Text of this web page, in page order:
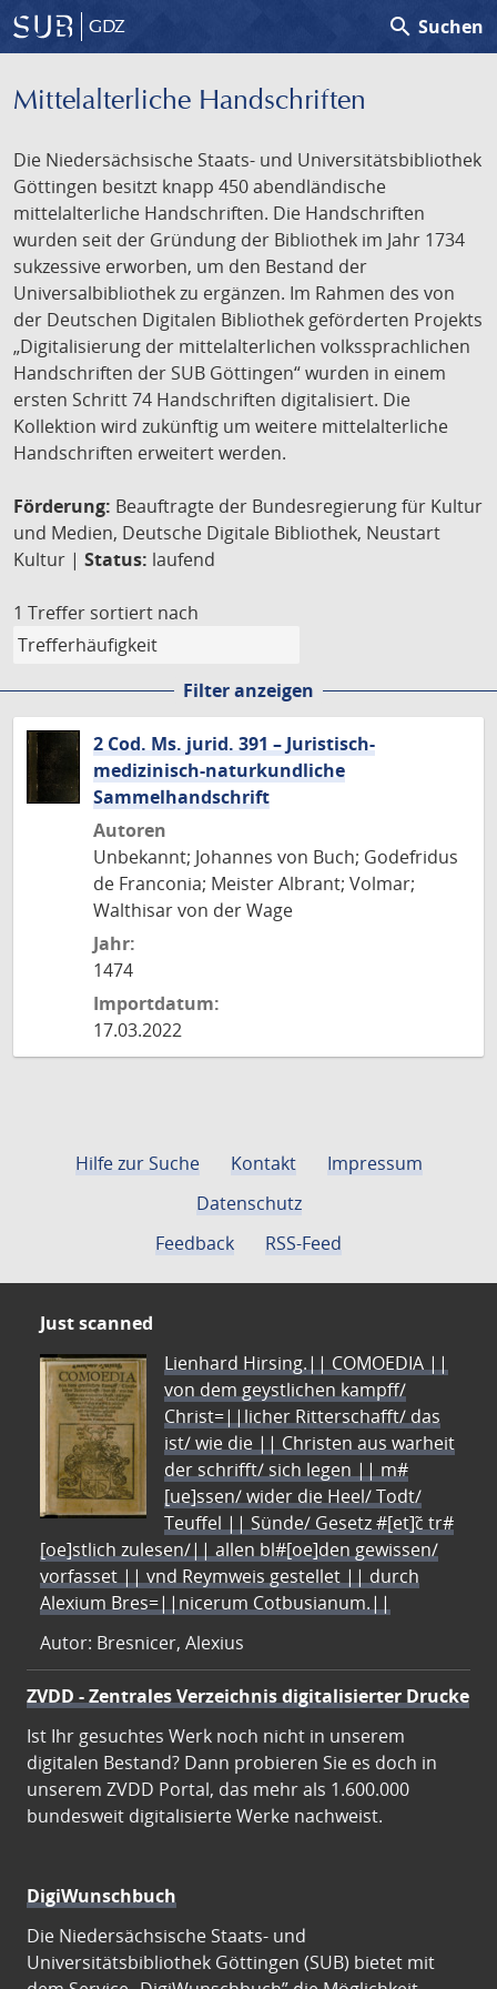
GDZ search Suchen
Mittelalterliche Handschriften
Die Niedersächsische Staats- und Universitätsbibliothek
Göttingen besitzt knapp 450 abendländische
mittelalterliche Handschriften. Die Handschriften
wurden seit der Gründung der Bibliothek im Jahr 1734
sukzessive erworben, um den Bestand der
Universalbibliothek zu ergänzen. Im Rahmen des von
der Deutschen Digitalen Bibliothek geförderten Projekts
„Digitalisierung der mittelalterlichen volkssprachlichen
Handschriften der SUB Göttingen“ wurden in einem
ersten Schritt 74 Handschriften digitalisiert. Die
Kollektion wird zukünftig um weitere mittelalterliche
Handschriften erweitert werden.
Förderung: Beauftragte der Bundesregierung für Kultur
und Medien, Deutsche Digitale Bibliothek, Neustart
Kultur | Status: laufend
1 Treffer sortiert nach
Filter anzeigen
2 Cod. Ms. jurid. 391 – Juristisch-
medizinisch-naturkundliche
Sammelhandschrift
Autoren
Unbekannt; Johannes von Buch; Godefridus
de Franconia; Meister Albrant; Volmar;
Walthisar von der Wage
Jahr:
1474
Importdatum:
17.03.2022
Hilfe zur Suche Kontakt
Impressum
Datenschutz
Feedback
RSS-Feed
Just scanned
Lienhard Hirsing.|| COMOEDIA ||
von dem geystlichen kampff/
Christ=||licher Ritterschafft/ das
ist/ wie die || Christen aus warheit
der schrifft/ sich legen || m#
[ue]ssen/ wider die Heel/ Todt/
Teuffel || Sünde/ Gesetz #[et]c̃ tr#
[oe]stlich zulesen/|| allen bl#[oe]den gewissen/
vorfasset || vnd Reymweis gestellet || durch
Alexium Bres=||nicerum Cotbusianum.||
Autor: Bresnicer, Alexius
ZVDD - Zentrales Verzeichnis digitalisierter Drucke
Ist Ihr gesuchtes Werk noch nicht in unserem
digitalen Bestand? Dann probieren Sie es doch in
unserem ZVDD Portal, das mehr als 1.600.000
bundesweit digitalisierte Werke nachweist.
DigiWunschbuch
Die Niedersächsische Staats- und
Universitätsbibliothek Göttingen (SUB) bietet mit